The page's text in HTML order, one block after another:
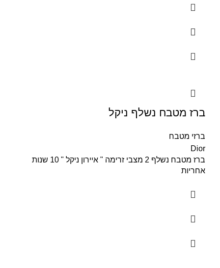
ברז מטבח נשלף ניקל
ברזי מטבח
Dior
ברז מטבח נשלף 2 מצבי זרימה " איירון ניקל " 10 שנות
אחריות